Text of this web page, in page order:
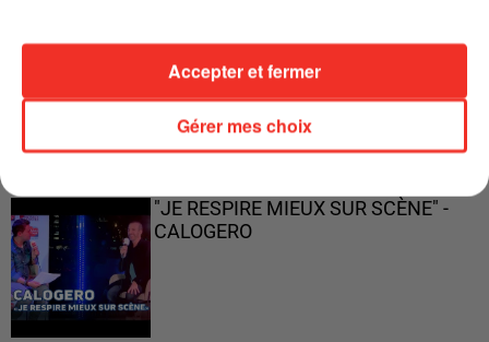
"ON N'EST PAS DES PARENTS
PARFAITS"
"JE RESPIRE MIEUX SUR SCÈNE" -
CALOGERO
Gérer mes choix
Accepter et fermer